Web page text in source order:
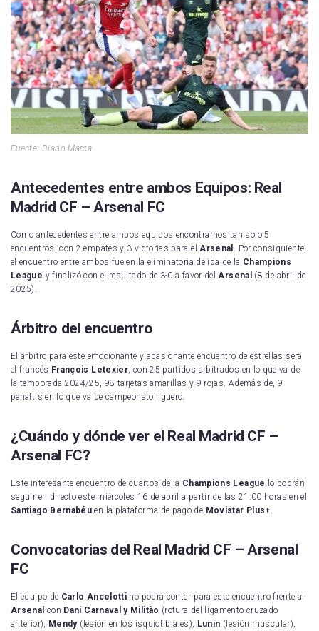
Fuente: Diario Marca
Antecedentes entre ambos Equipos: Real
Madrid CF – Arsenal FC
Como antecedentes entre ambos equipos encontramos tan solo 5
encuentros, con 2 empates y 3 victorias para elArsenal . Por consiguiente,
el encuentro entre ambos fue en la eliminatoria de ida de la Champions
League y finalizó con el resultado de 3-0 a favor delArsenal (8 de abril de
2025).
Árbitro del encuentro
El árbitro para este emocionante y apasionante encuentro de estrellas será
el francés François Letexier, con 25 partidos arbitrados en lo que va de
la temporada 2024/25, 98 tarjetas amarillas y 9 rojas. Además de, 9
penaltis en lo que va de campeonato liguero.
¿Cuándo y dónde ver el Real Madrid CF –
Arsenal FC?
Este interesante encuentro de cuartos de la Champions League lo podrán
seguir en directo este miércoles 16 de abril a partir de las 21:00 horas en el
Santiago Bernabéuen la plataforma de pago de Movistar Plus+.
Convocatorias del Real Madrid CF – Arsenal
FC
El equipo de Carlo Ancelotti no podrá contar para este encuentro frente al
Arsenal con Dani Carnaval y Militão (rotura del ligamento cruzado
anterior), Mendy(lesión en los isquiotibiales), Lunin (lesión muscular),